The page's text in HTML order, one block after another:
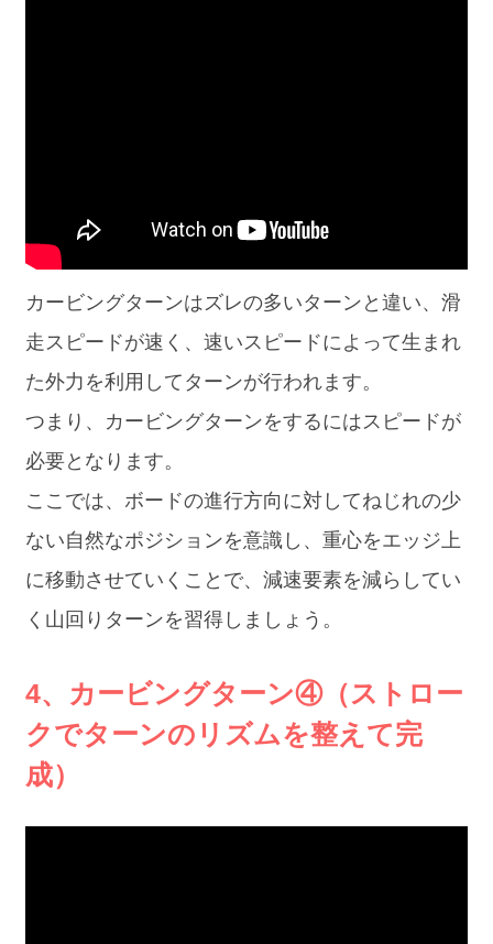
カービングターンはズレの多いターンと違い、滑
走スピードが速く、速いスピードによって生まれ
た外力を利用してターンが行われます。
つまり、カービングターンをするにはスピードが
必要となります。
ここでは、ボードの進行方向に対してねじれの少
ない自然なポジションを意識し、重心をエッジ上
に移動させていくことで、減速要素を減らしてい
く山回りターンを習得しましょう。
4、カービングターン④（ストロー
クでターンのリズムを整えて完
成）